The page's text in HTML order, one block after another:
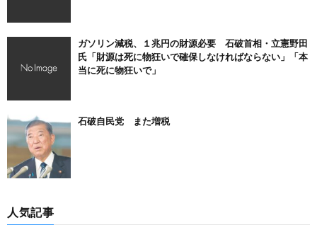
ガソリン減税、１兆円の財源必要 石破首相・立憲野田
氏「財源は死に物狂いで確保しなければならない」「本
当に死に物狂いで」
石破自民党 また増税
人気記事